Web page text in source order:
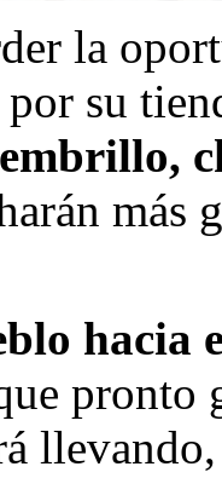
la
su
más
hacia
pronto